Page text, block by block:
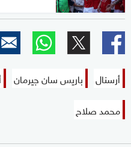
أرسنال باريس سان جيرمان
محمد صلاح